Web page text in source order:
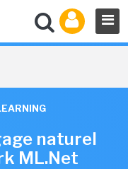
naturel
ML.Net